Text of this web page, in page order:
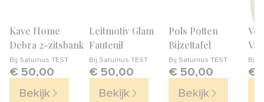
Kave Home
Debra 2-zitsbank
Bij Saturnus TEST
€ 50,00
Bekijk
Leitmotiv Glam
Fauteuil
Bij Saturnus TEST
€ 50,00
Bekijk
Pols Potten
Bijzettafel
Bij Saturnus TEST
€ 50,00
Bekijk
Bij
€